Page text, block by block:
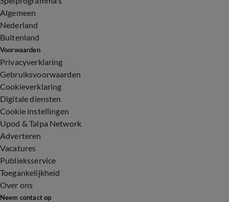
Algemeen
Nederland
Buitenland
Voorwaarden
Privacyverklaring
Gebruiksvoorwaarden
Cookieverklaring
Digitale diensten
Cookie instellingen
Upod & Talpa Network
Adverteren
Vacatures
Publieksservice
Toegankelijkheid
Over ons
Neem contact op